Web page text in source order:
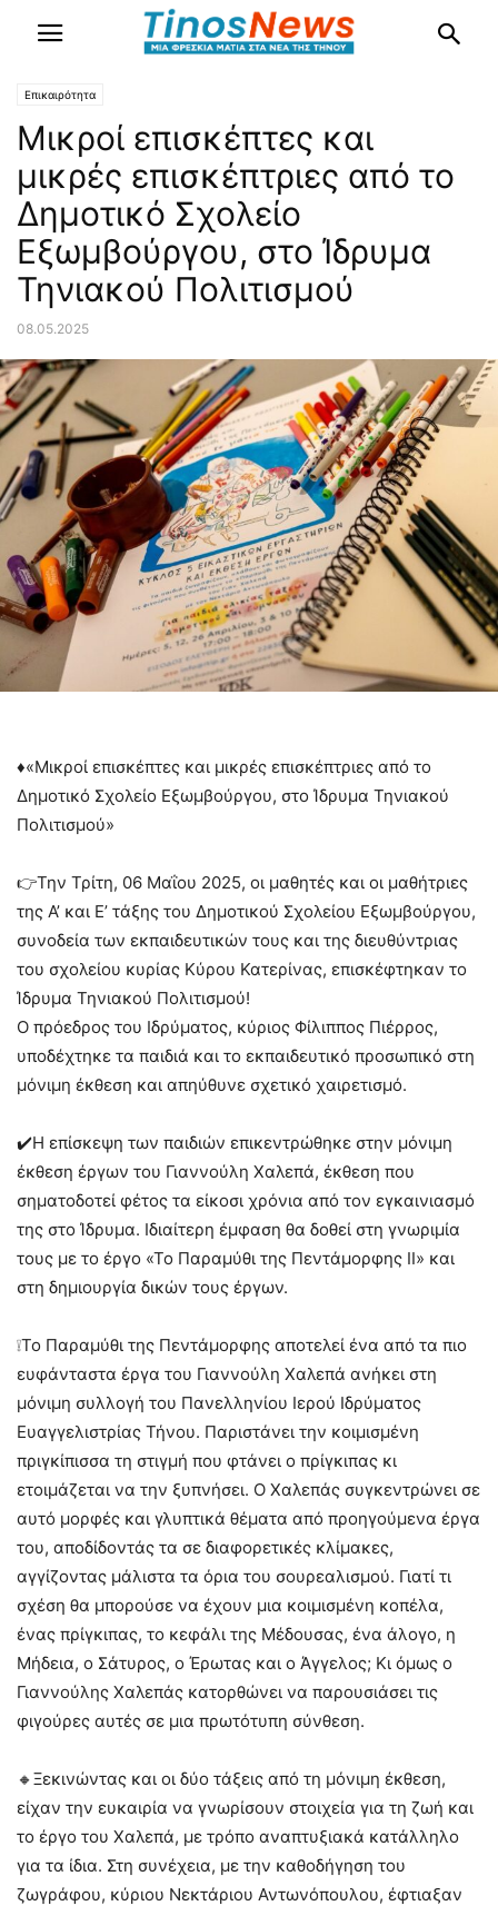
Επικαιρότητα
Μικροί επισκέπτες και
μικρές επισκέπτριες από το
Δημοτικό Σχολείο
Εξωμβούργου, στο Ίδρυμα
Τηνιακού Πολιτισμού
08.05.2025
♦️«Μικροί επισκέπτες και μικρές επισκέπτριες από το
Δημοτικό Σχολείο Εξωμβούργου, στο Ίδρυμα Τηνιακού
Πολιτισμού»
👉Την Τρίτη, 06 Μαΐου 2025, οι μαθητές και οι μαθήτριες
της Α’ και Ε’ τάξης του Δημοτικού Σχολείου Εξωμβούργου,
συνοδεία των εκπαιδευτικών τους και της διευθύντριας
του σχολείου κυρίας Κύρου Κατερίνας, επισκέφτηκαν το
Ίδρυμα Τηνιακού Πολιτισμού!
Ο πρόεδρος του Ιδρύματος, κύριος Φίλιππος Πιέρρος,
υποδέχτηκε τα παιδιά και το εκπαιδευτικό προσωπικό στη
μόνιμη έκθεση και απηύθυνε σχετικό χαιρετισμό.
✔️Η επίσκεψη των παιδιών επικεντρώθηκε στην μόνιμη
έκθεση έργων του Γιαννούλη Χαλεπά, έκθεση που
σηματοδοτεί φέτος τα είκοσι χρόνια από τον εγκαινιασμό
της στο Ίδρυμα. Ιδιαίτερη έμφαση θα δοθεί στη γνωριμία
τους με το έργο «Το Παραμύθι της Πεντάμορφης ΙΙ» και
στη δημιουργία δικών τους έργων.
❕Το Παραμύθι της Πεντάμορφης αποτελεί ένα από τα πιο
ευφάνταστα έργα του Γιαννούλη Χαλεπά ανήκει στη
μόνιμη συλλογή του Πανελληνίου Ιερού Ιδρύματος
Ευαγγελιστρίας Τήνου. Παριστάνει την κοιμισμένη
πριγκίπισσα τη στιγμή που φτάνει ο πρίγκιπας κι
ετοιμάζεται να την ξυπνήσει. Ο Χαλεπάς συγκεντρώνει σε
αυτό μορφές και γλυπτικά θέματα από προηγούμενα έργα
του, αποδίδοντάς τα σε διαφορετικές κλίμακες,
αγγίζοντας μάλιστα τα όρια του σουρεαλισμού. Γιατί τι
σχέση θα μπορούσε να έχουν μια κοιμισμένη κοπέλα,
ένας πρίγκιπας, το κεφάλι της Μέδουσας, ένα άλογο, η
Μήδεια, ο Σάτυρος, ο Έρωτας και ο Άγγελος; Κι όμως ο
Γιαννούλης Χαλεπάς κατορθώνει να παρουσιάσει τις
φιγούρες αυτές σε μια πρωτότυπη σύνθεση.
🔸Ξεκινώντας και οι δύο τάξεις από τη μόνιμη έκθεση,
είχαν την ευκαιρία να γνωρίσουν στοιχεία για τη ζωή και
το έργο του Χαλεπά, με τρόπο αναπτυξιακά κατάλληλο
για τα ίδια. Στη συνέχεια, με την καθοδήγηση του
ζωγράφου, κύριου Νεκτάριου Αντωνόπουλου, έφτιαξαν